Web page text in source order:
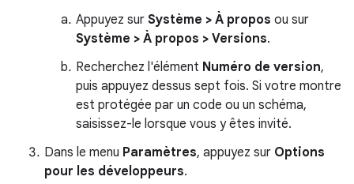
Appuyez sur Système > À propos ou sur
Système > À propos > Versions.
Recherchez l'élément Numéro de version,
puis appuyez dessus sept fois. Si votre montre
est protégée par un code ou un schéma,
saisissez-le lorsque vous y êtes invité.
Dans le menu Paramètres, appuyez sur Options
pour les développeurs.